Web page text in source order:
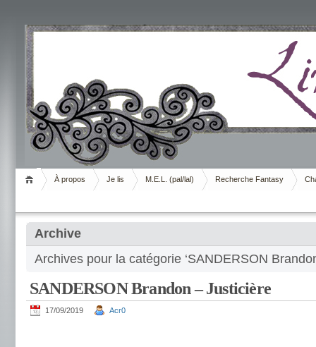
Livrement
À propos Je lis M.E.L. (pal/lal) Recherche Fantasy
Archive
Archives pour la catégorie ‘SANDERSON
SANDERSON Brandon – Justicière
17/09/2019 Acr0